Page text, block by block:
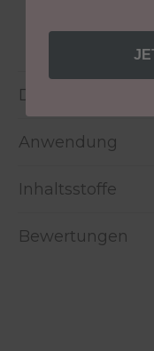
Details
Anwendung
Inhaltsstoffe
Bewertungen